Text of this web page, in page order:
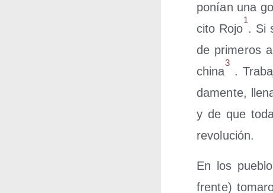
ponían una
ci­to Rojo
1
. Si
de pri­me­ros
chi­na
3
.
da­men­te,
y de que
revolución.
En los
fren­te)